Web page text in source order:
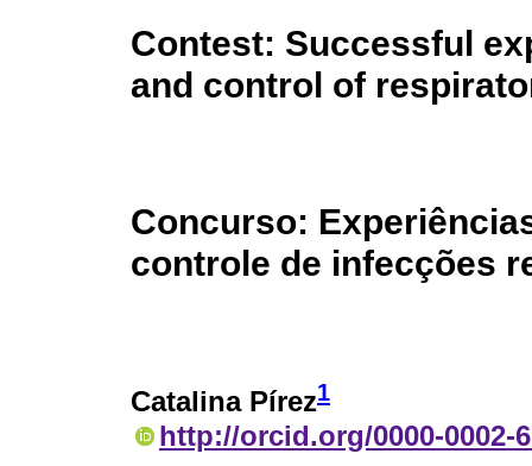
Contest: Successful
and control of
Concurso:
controle de infecções
Catalina Pírez1
http://orcid.org/0000-0002-